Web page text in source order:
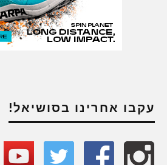
עקבו אחרינו בסושיאל!